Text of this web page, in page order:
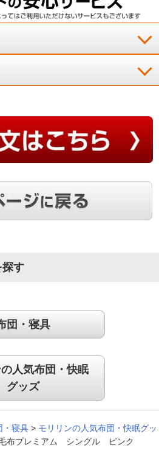
暖かいのに、中に羽毛もい
。想像以上に暖かくとても気持ち
すので、羽毛を入れての使用も楽
れて暖かさの調整ができ
し、満足しているため、再購入し
れることにより、暖かさの調整が
！
てみて、暖かくて、肌触りも良
ことができる！
探す
団・寝具
人気布団・快眠
グッズ
・寝具 > モリリンの人気布団・快眠グッ
布プレミアム シングル ピンク